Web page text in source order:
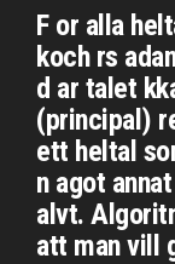
F or alla
koch rs
d ar talet
(principal)
ett heltal
n agot
alvt.
att man vill